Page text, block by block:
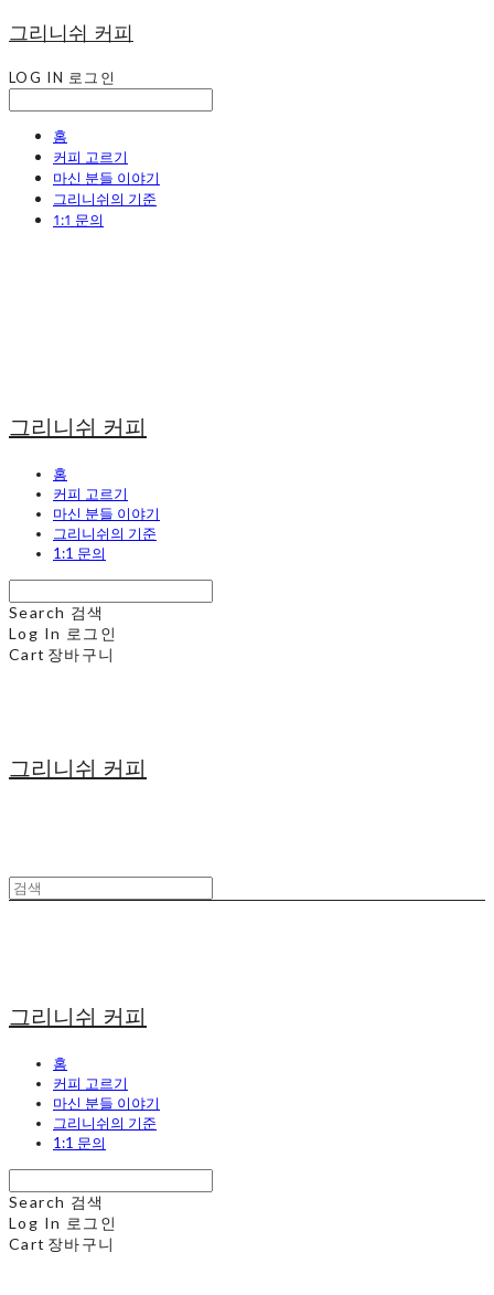
그리니쉬 커피
LOG IN 로그인
홈
커피 고르기
마신 분들 이야기
그리니쉬의 기준
1:1 문의
그리니쉬 커피
홈
커피 고르기
마신 분들 이야기
그리니쉬의 기준
1:1 문의
Search 검색
Log In 로그인
Cart 장바구니
그리니쉬 커피
그리니쉬 커피
홈
커피 고르기
마신 분들 이야기
그리니쉬의 기준
1:1 문의
Search 검색
Log In 로그인
Cart 장바구니